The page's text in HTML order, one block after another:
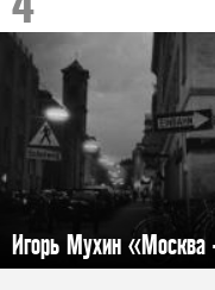
Игорь Мухин